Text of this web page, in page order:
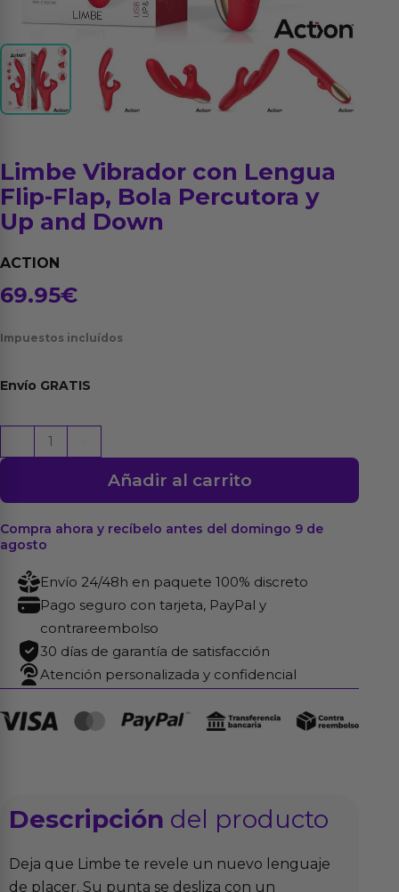
Limbe Vibrador con Lengua
Flip-Flap, Bola Percutora y
Up and Down
ACTION
69.95€
Impuestos incluídos
Envío GRATIS
Vibrador
Lengua
Flip-
Flap,
Bola
Percutora
Up
and
Down
cantidad
Añadir al carrito
Compra ahora y recíbelo antes del domingo 9 de
agosto
Envío 24/48h en paquete 100% discreto
Pago seguro con tarjeta, PayPal y
contrareembolso
30 días de garantía de satisfacción
Atención personalizada y confidencial
Descripción del producto
Deja que Limbe te revele un nuevo lenguaje
de placer. Su punta se desliza con un